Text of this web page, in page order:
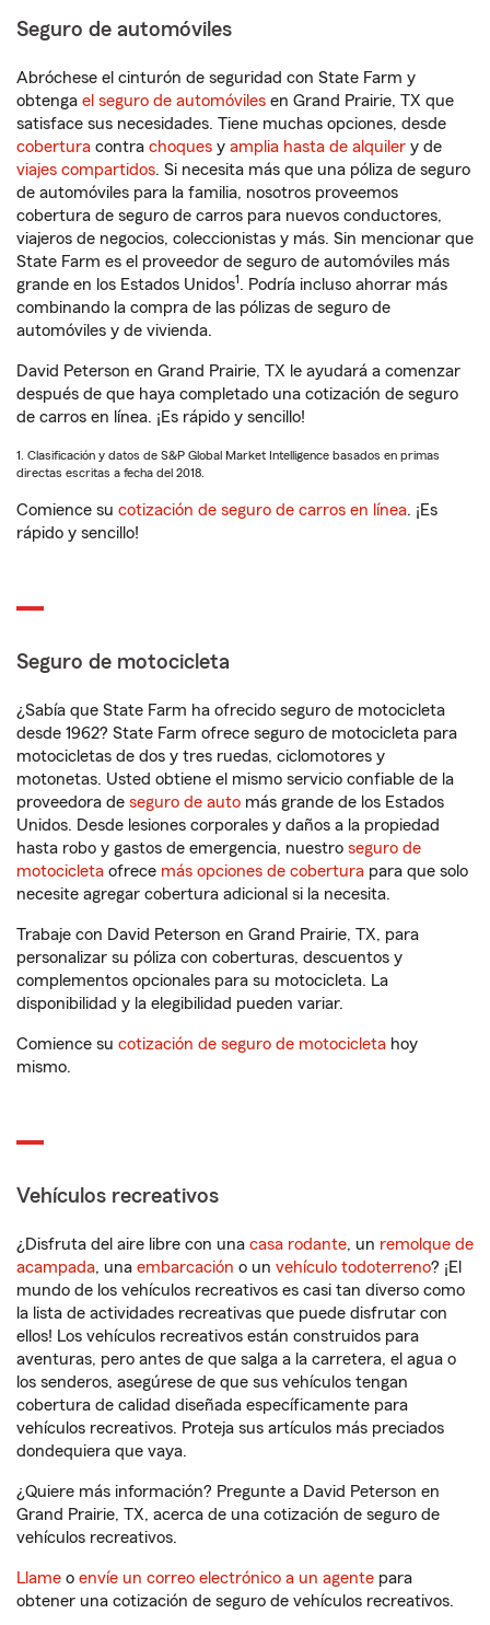
Seguro de automóviles
Abróchese el cinturón de seguridad con State Farm y
obtenga el seguro de automóviles en Grand Prairie, TX que
satisface sus necesidades. Tiene muchas opciones, desde
cobertura contra choques y amplia hasta de alquiler y de
viajes compartidos. Si necesita más que una póliza de seguro
de automóviles para la familia, nosotros proveemos
cobertura de seguro de carros para nuevos conductores,
viajeros de negocios, coleccionistas y más. Sin mencionar que
State Farm es el proveedor de seguro de automóviles más
grande en los Estados Unidos1. Podría incluso ahorrar más
combinando la compra de las pólizas de seguro de
automóviles y de vivienda.
David Peterson en Grand Prairie, TX le ayudará a comenzar
después de que haya completado una cotización de seguro
de carros en línea. ¡Es rápido y sencillo!
1. Clasificación y datos de S&P Global Market Intelligence basados en primas
directas escritas a fecha del 2018.
Comience su cotización de seguro de carros en línea. ¡Es
rápido y sencillo!
Seguro de motocicleta
¿Sabía que State Farm ha ofrecido seguro de motocicleta
desde 1962? State Farm ofrece seguro de motocicleta para
motocicletas de dos y tres ruedas, ciclomotores y
motonetas. Usted obtiene el mismo servicio confiable de la
proveedora de seguro de auto más grande de los Estados
Unidos. Desde lesiones corporales y daños a la propiedad
hasta robo y gastos de emergencia, nuestro seguro de
motocicleta ofrece más opciones de cobertura para que solo
necesite agregar cobertura adicional si la necesita.
Trabaje con David Peterson en Grand Prairie, TX, para
personalizar su póliza con coberturas, descuentos y
complementos opcionales para su motocicleta. La
disponibilidad y la elegibilidad pueden variar.
Comience su cotización de seguro de motocicleta hoy
mismo.
Vehículos recreativos
¿Disfruta del aire libre con una casa rodante, un remolque de
acampada, una embarcación o un vehículo todoterreno? ¡El
mundo de los vehículos recreativos es casi tan diverso como
la lista de actividades recreativas que puede disfrutar con
ellos! Los vehículos recreativos están construidos para
aventuras, pero antes de que salga a la carretera, el agua o
los senderos, asegúrese de que sus vehículos tengan
cobertura de calidad diseñada específicamente para
vehículos recreativos. Proteja sus artículos más preciados
dondequiera que vaya.
¿Quiere más información? Pregunte a David Peterson en
Grand Prairie, TX, acerca de una cotización de seguro de
vehículos recreativos.
Llame o envíe un correo electrónico a un agente para
obtener una cotización de seguro de vehículos recreativos.